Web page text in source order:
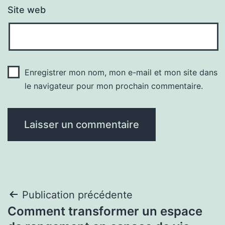
Site web
Enregistrer mon nom, mon e-mail et mon site dans
le navigateur pour mon prochain commentaire.
Navigation
de
Publication précédente
Comment transformer un espace